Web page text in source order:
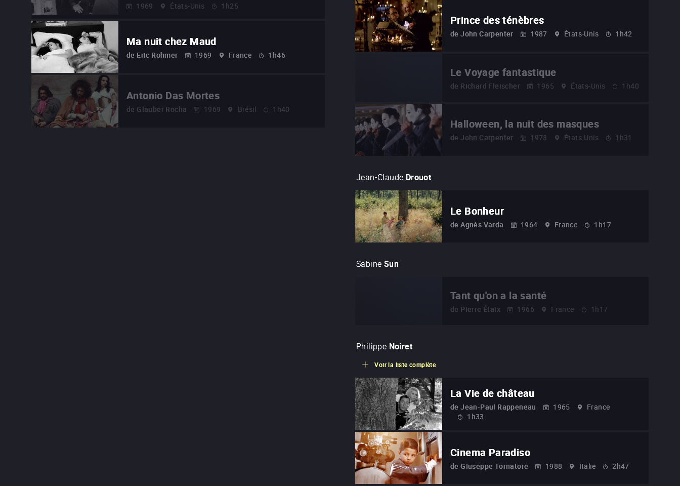
1969
États-Unis 1h25
Ma nuit chez Maud
de Eric Rohmer 1969 France 1h46
Antonio Das Mortes
de Glauber Rocha 1969 Brésil 1h40
Prince des ténèbres
de John Carpenter 1987 États-Unis 1h42
Le Voyage fantastique
de Richard Fleischer 1965 États-Unis 1h40
Halloween, la nuit des masques
de John Carpenter 1978 États-Unis 1h31
Jean-Claude Drouot
Le Bonheur
de Agnès Varda 1964 France 1h17
Sabine Sun
Tant qu'on a la santé
de Pierre Étaix 1966 France 1h17
Philippe Noiret
Voir la liste complète
La Vie de château
de Jean-Paul Rappeneau 1965
France
1h33
Cinema Paradiso
de Giuseppe Tornatore 1988 Italie 2h47